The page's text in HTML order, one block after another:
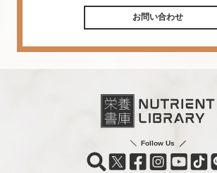
お問い合わせ
Follow Us